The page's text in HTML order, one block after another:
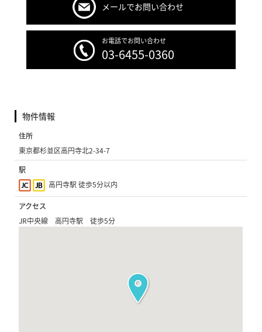
メールでお問い合わせ
お電話でお問い合わせ
03-6455-0360
物件情報
住所
東京都杉並区高円寺北2-34-7
駅
高円寺駅 徒歩5分以内
アクセス
JR中央線 高円寺駅 徒歩5分